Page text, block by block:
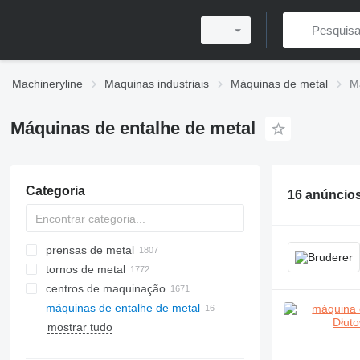
Machineryline Maquinas industriais Máquinas de metal
Máquinas de entalhe de metal
Categoria
prensas de metal
prensas hidráulicas
prensas dobradeiras
prensas excêntricas
puncionadeiras torre
tornos de metal
centros de maquinação
Retificadoras de superfícies
moedores cilíndricos
máquinas de corte a laser
máquinas de corte por plasma
máquinas de entalhe de metal
mostrar tudo
16